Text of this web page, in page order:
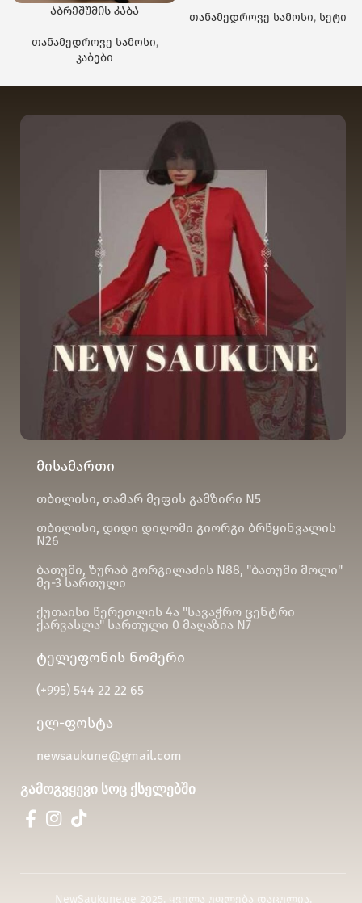
აბრეშუმის კაბა
თანამედროვე სამოსი,
კაბები
თანამედროვე სამოსი, სეტი
მისამართი
თბილისი, თამარ მეფის გამზირი N5
თბილისი, დიდი დიღომი გიორგი ბრწყინვალის
N26
ბათუმი, ზურაბ გორგილაძის N88, "ბათუმი მოლი"
მე-3 სართული
ქუთაისი წერეთლის 4ა "სავაჭრო ცენტრი
ქარვასლა" სართული 0 მაღაზია N7
ტელეფონის ნომერი
(+995)544 22 22 65
ელ-ფოსტა
newsaukune@gmail.com
გამოგვყევი სოც ქსელებში
NewSaukune.ge 2025. ყველა უფლება დაცულია.